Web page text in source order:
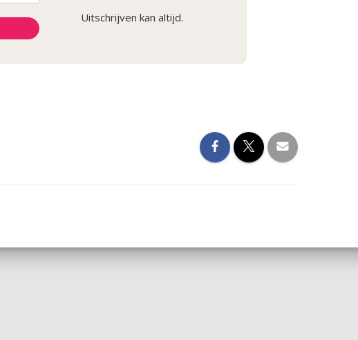
Uitschrijven kan altijd.